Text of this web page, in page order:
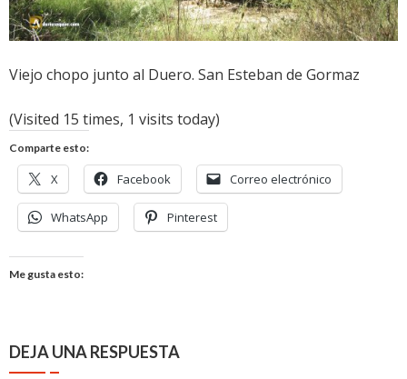
Viejo chopo junto al Duero. San Esteban de Gormaz
(Visited 15 times, 1 visits today)
Comparte esto:
X Facebook Correo electrónico
WhatsApp Pinterest
Me gusta esto:
DEJA UNA RESPUESTA